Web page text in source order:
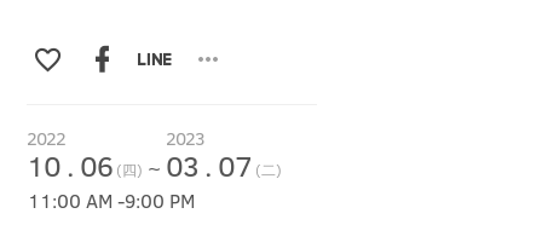
2022
10 . 06 (四) ~
2023
03 . 07 (二)
11:00 AM-9:00 PM